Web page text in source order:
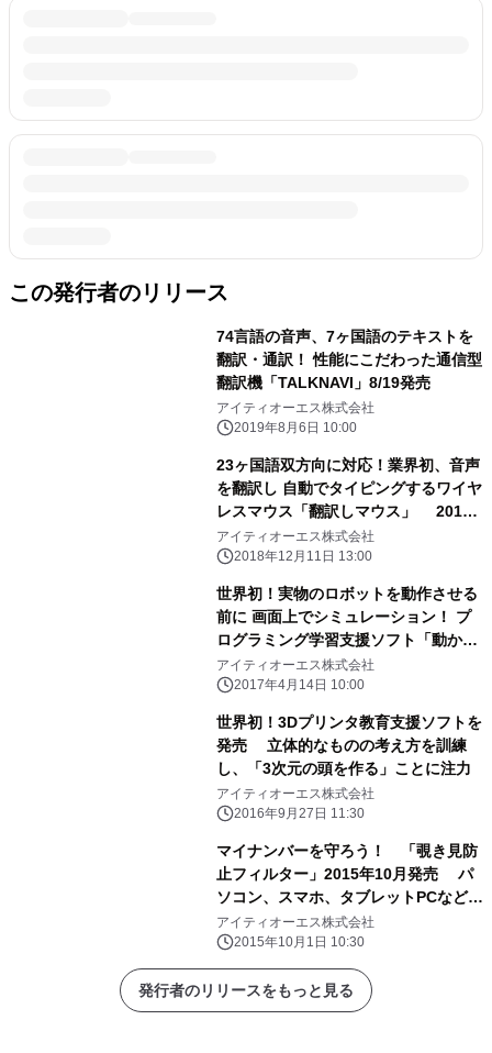
この発行者のリリース
74言語の音声、7ヶ国語のテキストを
翻訳・通訳！ 性能にこだわった通信型
翻訳機「TALKNAVI」8/19発売
アイティオーエス株式会社
2019年8月6日 10:00
23ヶ国語双方向に対応！業界初、音声
を翻訳し 自動でタイピングするワイヤ
レスマウス「翻訳しマウス」 2018
年12月11日発売
アイティオーエス株式会社
2018年12月11日 13:00
世界初！実物のロボットを動作させる
前に 画面上でシミュレーション！ プ
ログラミング学習支援ソフト「動かし
てみよう！」発売
アイティオーエス株式会社
2017年4月14日 10:00
世界初！3Dプリンタ教育支援ソフトを
発売 立体的なものの考え方を訓練
し、「3次元の頭を作る」ことに注力
アイティオーエス株式会社
2016年9月27日 11:30
マイナンバーを守ろう！ 「覗き見防
止フィルター」2015年10月発売 パ
ソコン、スマホ、タブレットPCなどか
らの番号流出・悪用を防ぐ
アイティオーエス株式会社
2015年10月1日 10:30
発行者のリリースをもっと見る